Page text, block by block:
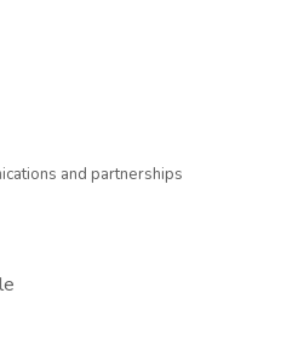
and partnerships